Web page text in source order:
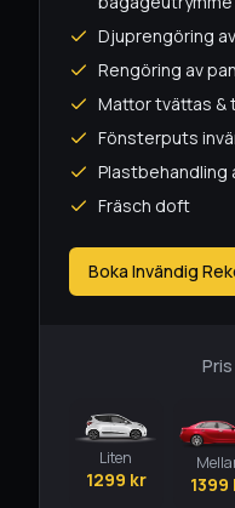
Djuprengöring
Rengöring av
Mattor tvättas &
Fönsterputs
Plastbehandling
Fräsch doft
Boka Invändig
Liten
1299 kr 1399